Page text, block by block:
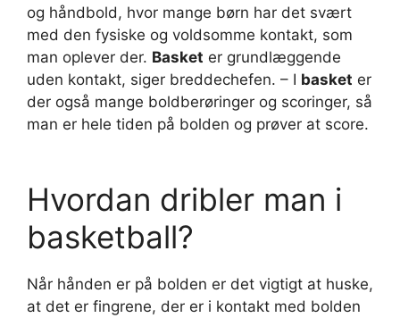
og håndbold, hvor mange børn har det svært
med den fysiske og voldsomme kontakt, som
man oplever der. Basket er grundlæggende
uden kontakt, siger breddechefen. – I basket er
der også mange boldberøringer og scoringer, så
man er hele tiden på bolden og prøver at score.
Hvordan dribler man i
basketball?
Når hånden er på bolden er det vigtigt at huske,
at det er fingrene, der er i kontakt med bolden